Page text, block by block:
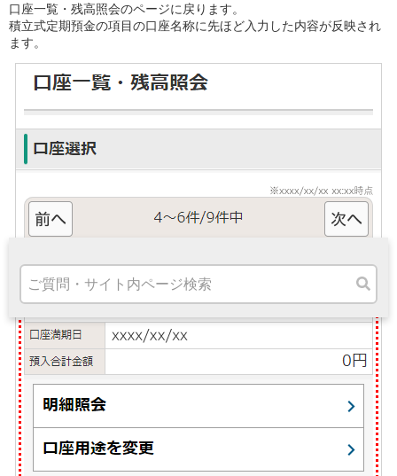
高知県
九州・沖縄
福岡県
宮崎県
鹿児島県
沖縄県
オンライン相談専用
ATM
ATM検索
お客さまサポート
タマルWeb
セミナー
安全にご利用いただくために
パンフレット
会社情報
ニュースリリース
法人のお客さま
口座一覧・残高照会のページに戻ります。
積立式定期預金の項目の口座名称に先ほど入力した内容が反映され
ます。